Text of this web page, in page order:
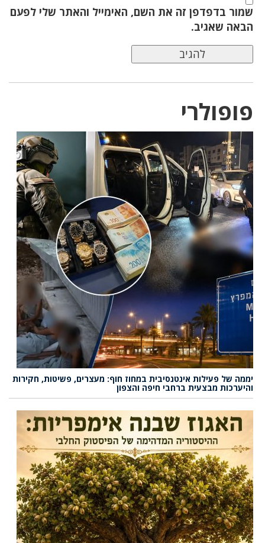
שמור בדפדפן זה את השם, האימייל והאתר שלי לפעם
הבאה שאגיב.
פופולרי
יממה של פעילות אינטנסיבית במחוז חוף: מעצרים, פשיטות, חקירות
והיערכות מבצעית ברחבי חיפה והצפון